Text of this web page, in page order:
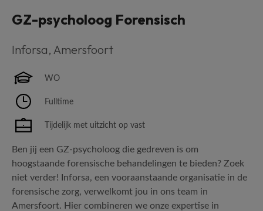
GZ-psycholoog Forensisch
Inforsa, Amersfoort
WO
Fulltime
Tijdelijk met uitzicht op vast
Ben jij een GZ-psycholoog die gedreven is om
hoogstaande forensische behandelingen te bieden? Zoek
niet verder! Inforsa, een vooraanstaande organisatie in de
forensische zorg, verwelkomt jou in ons team in
Amersfoort. Hier combineren we onze expertise in